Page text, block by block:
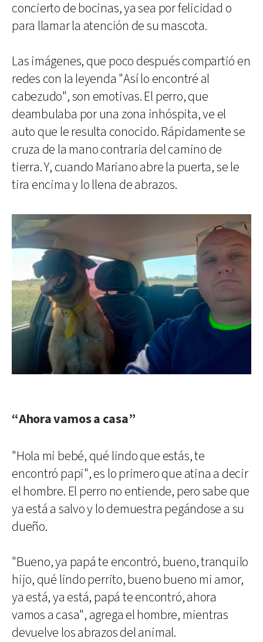
concierto de bocinas, ya sea por felicidad o
para llamar la atención de su mascota.
Las imágenes, que poco después compartió en
redes con la leyenda "Así lo encontré al
cabezudo", son emotivas. El perro, que
deambulaba por una zona inhóspita, ve el
auto que le resulta conocido. Rápidamente se
cruza de la mano contraria del camino de
tierra. Y, cuando Mariano abre la puerta, se le
tira encima y lo llena de abrazos.
“Ahora vamos a casa”
"Hola mi bebé, qué lindo que estás, te
encontró papi", es lo primero que atina a decir
el hombre. El perro no entiende, pero sabe que
ya está a salvo y lo demuestra pegándose a su
dueño.
"Bueno, ya papá te encontró, bueno, tranquilo
hijo, qué lindo perrito, bueno bueno mi amor,
ya está, ya está, papá te encontró, ahora
vamos a casa", agrega el hombre, mientras
devuelve los abrazos del animal.